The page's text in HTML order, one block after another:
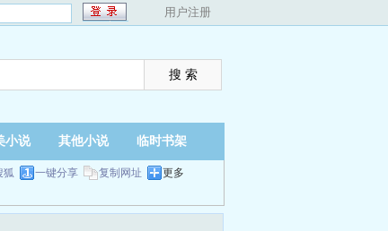
用户注册
小说 其他小说 临时书架
狐 一键分享 复制网址 更多